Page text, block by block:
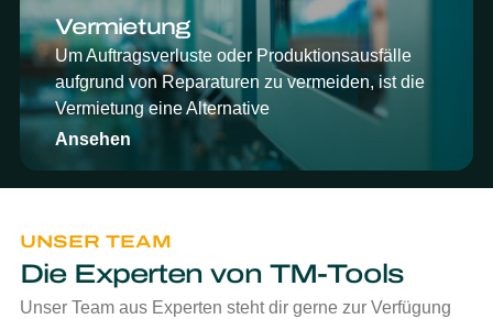
Vermietung
Um Auftragsverluste oder Produktionsausfälle
aufgrund von Reparaturen zu vermeiden, ist die
Vermietung eine Alternative
Ansehen
UNSER TEAM
Die Experten von TM-Tools
Unser Team aus Experten steht dir gerne zur Verfügung